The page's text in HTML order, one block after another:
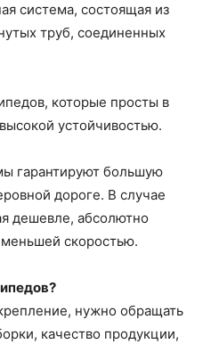
система, состоящая из
труб, соединенных
которые просты в
устойчивостью.
гарантируют большую
дороге. В случае
дешевле, абсолютно
скоростью.
нужно обращать
качество продукции,